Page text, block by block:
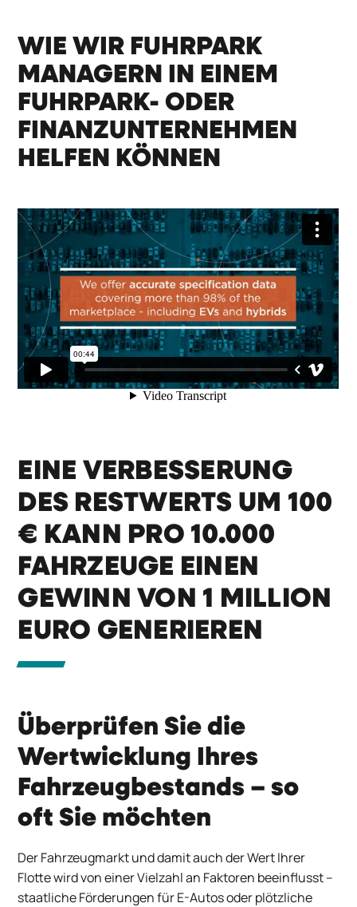
WIE WIR FUHRPARK
MANAGERN IN EINEM
FUHRPARK- ODER
FINANZUNTERNEHMEN
HELFEN KÖNNEN
EINE VERBESSERUNG
DES RESTWERTS UM 100
€ KANN PRO 10.000
FAHRZEUGE EINEN
GEWINN VON 1 MILLION
EURO GENERIEREN
Überprüfen Sie die
Wertwicklung Ihres
Fahrzeugbestands – so
oft Sie möchten
Der Fahrzeugmarkt und damit auch der Wert Ihrer
Flotte wird von einer Vielzahl an Faktoren beeinflusst –
staatliche Förderungen für E-Autos oder plötzliche